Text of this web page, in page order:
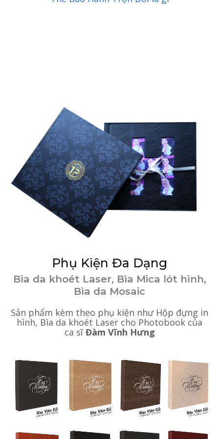
Phụ Kiện Đa Dạng
Bìa da khoét Laser, Bìa Mica lót hình,
Bìa da Mosaic
Sản phẩm kèm theo phụ kiện như Hộp đựng in
hình, Bìa da khoét Laser cho Photobook của
ca sĩĐàm Vĩnh Hưng